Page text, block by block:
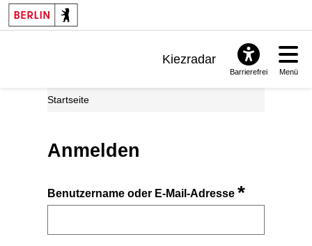
Kiezradar
Barrierefrei Menü
Startseite
Anmelden
Benutzername oder E-Mail-Adresse*